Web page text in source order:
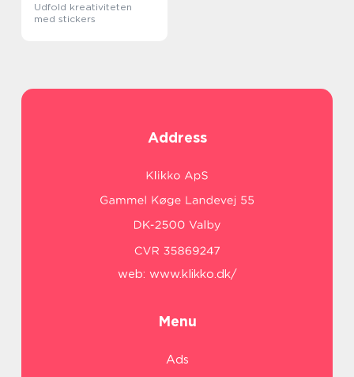
Udfold kreativiteten
med stickers
Address
web: www.klikko.dk/
Menu
Ads